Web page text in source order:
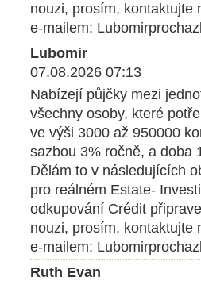
nouzi, prosím, kontaktujte
e-mailem:
Lubomir
07.08.2026 07:13
Nabízejí půjčky mezi
všechny osoby, které
ve výši 3000 až 950000
sazbou 3% ročně, a doba
Dělám to v následujících
pro reálném Estate-
odkupování Crédit
nouzi, prosím, kontaktujte
e-mailem:
Ruth Evan